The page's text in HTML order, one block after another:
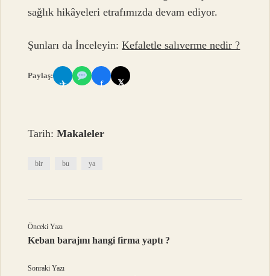
sağlık hikâyeleri etrafımızda devam ediyor.
Şunları da İnceleyin:Kefaletle salıverme nedir ?
Paylaş:
✈ f 𝕏
Tarih:Makaleler
bir bu ya
Önceki Yazı
Keban barajını hangi firma yaptı ?
Sonraki Yazı